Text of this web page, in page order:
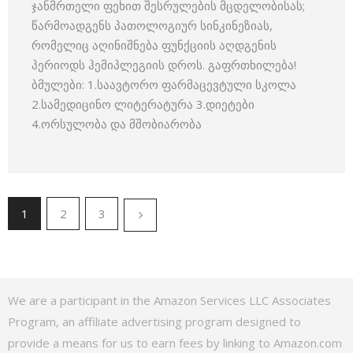
ჯანმრთელი ფეხით შესრულების მცდელობისას;
წარმოადგენს პათოლოგიურ სინკინეზიას,
რომელიც აღინიშნება ფუნქციის აღდგენის
პერიოდს ჰემიპლეგიის დროს. გაფრთხილება!
ბმულები: 1.საავტორო ფარმაცევტული სკოლა
2.სამედიცინო ლიტერატურა 3.დიეტები
4.ორსულობა და მშობიარობა
1 2 3
We are a participant in the Amazon Services LLC Associates
Program, an affiliate advertising program designed to
provide a means for us to earn fees by linking to Amazon.com